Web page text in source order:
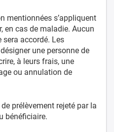
mentionnées s’appliquent
en cas de maladie. Aucun
sera accordé. Les
une personne de
à leurs frais, une
ou annulation de
prélèvement rejeté par la
bénéficiaire.